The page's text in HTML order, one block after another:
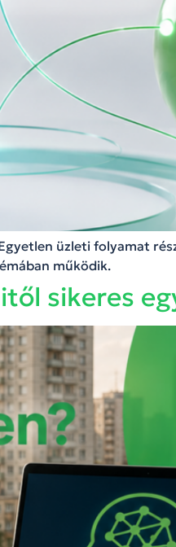
üzleti folyamat
működik.
sikeres